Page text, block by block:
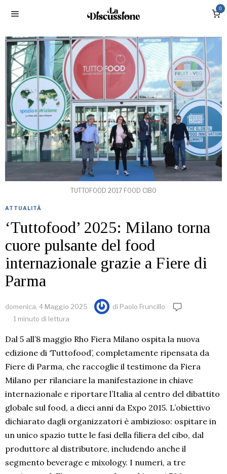
0
TUTTOFOOD 2017 FOOD CIBO
ATTUALITÀ
‘Tuttofood’ 2025: Milano torna
cuore pulsante del food
internazionale grazie a Fiere di
Parma
domenica, 4 Maggio 2025 di Paolo Fruncillo
1 minuto di lettura
Dal 5 all’8 maggio Rho Fiera Milano ospita la nuova
edizione di ‘Tuttofood’, completamente ripensata da
Fiere di Parma, che raccoglie il testimone da Fiera
Milano per rilanciare la manifestazione in chiave
internazionale e riportare l’Italia al centro del dibattito
globale sul food, a dieci anni da Expo 2015. L’obiettivo
dichiarato dagli organizzatori è ambizioso: ospitare in
un unico spazio tutte le fasi della filiera del cibo, dal
produttore al distributore, includendo anche il
segmento beverage e mixology. I numeri, a tre